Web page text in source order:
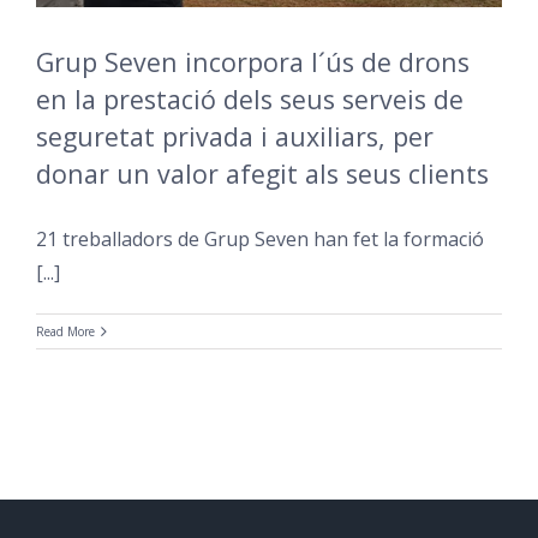
Grup Seven incorpora l´ús de drons
en la prestació dels seus serveis de
seguretat privada i auxiliars, per
donar un valor afegit als seus clients
21 treballadors de Grup Seven han fet la formació
[...]
Read More